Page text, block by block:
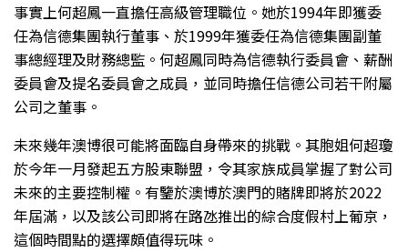
事實上何超鳳一直擔任高級管理職位。她於1994年即獲委
任為信德集團執行董事、於1999年獲委任為信德集團副董
事總經理及財務總監。何超鳳同時為信德執行委員會、薪酬
委員會及提名委員會之成員，並同時擔任信德公司若干附屬
公司之董事。
未來幾年澳博很可能將面臨自身帶來的挑戰。其胞姐何超瓊
於今年一月發起五方股東聯盟，令其家族成員掌握了對公司
未來的主要控制權。有鑒於澳博於澳門的賭牌即將於2022
年屆滿，以及該公司即將在路氹推出的綜合度假村上葡京，
這個時間點的選擇頗值得玩味。